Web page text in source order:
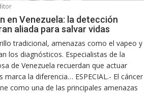
en Venezuela: la detección
aliada para salvar vidas
tradicional, amenazas como el vapeo y
los diagnósticos. Especialistas de la
de Venezuela recuerdan que actuar
la diferencia… ESPECIAL.- El cáncer
como una de las principales amenazas